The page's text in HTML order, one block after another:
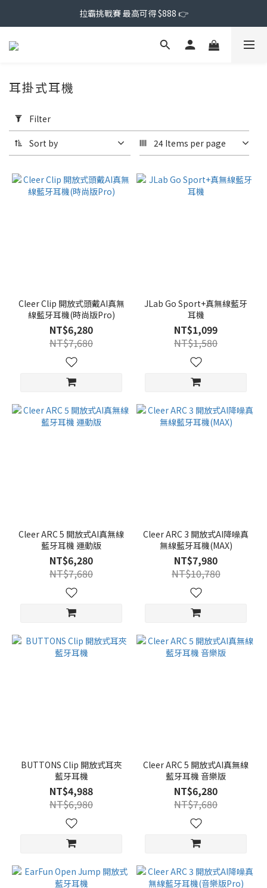
拉霸挑戰賽 最高可得 $888 👉
Filter
(0/20)
Range
(NT$)
耳掛式耳機
Filter
Sort by 24 Items per page
Cleer Clip 開放式頭戴AI真無
線藍牙耳機(時尚版Pro)
NT$6,280
NT$7,680
JLab Go Sport+真無線藍牙
耳機
NT$1,099
NT$1,580
Cleer ARC 5 開放式AI真無線
藍牙耳機 運動版
NT$6,280
NT$7,680
Cleer ARC 3 開放式AI降噪真
無線藍牙耳機(MAX)
NT$7,980
NT$10,780
BUTTONS Clip 開放式耳夾
藍牙耳機
NT$4,988
NT$6,980
Cleer ARC 5 開放式AI真無線
藍牙耳機 音樂版
NT$6,280
NT$7,680